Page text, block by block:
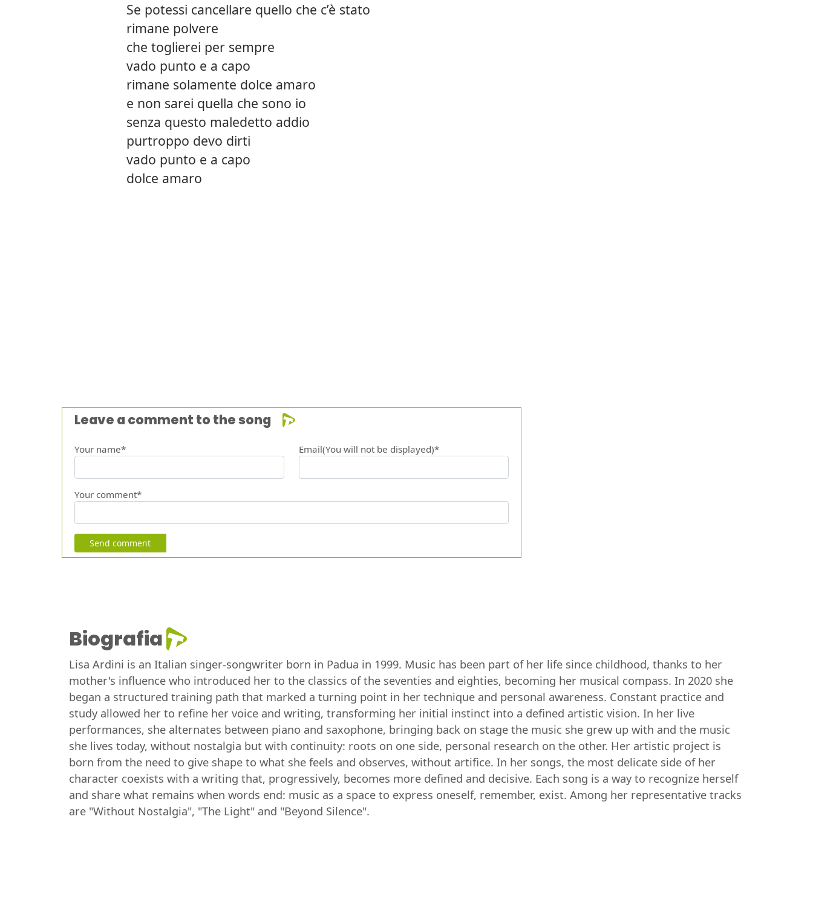
Se potessi cancellare quello che c’è stato
rimane polvere
che toglierei per sempre
vado punto e a capo
rimane solamente dolce amaro
e non sarei quella che sono io
senza questo maledetto addio
purtroppo devo dirti
vado punto e a capo
dolce amaro
Leave a comment to the song
Your name* Email(You will not be displayed)*
Your comment*
Send comment
Biografia
Lisa Ardini is an Italian singer-songwriter born in Padua in 1999. Music has been part of her life since childhood, thanks to her
mother's influence who introduced her to the classics of the seventies and eighties, becoming her musical compass. In 2020 she
began a structured training path that marked a turning point in her technique and personal awareness. Constant practice and
study allowed her to refine her voice and writing, transforming her initial instinct into a defined artistic vision. In her live
performances, she alternates between piano and saxophone, bringing back on stage the music she grew up with and the music
she lives today, without nostalgia but with continuity: roots on one side, personal research on the other. Her artistic project is
born from the need to give shape to what she feels and observes, without artifice. In her songs, the most delicate side of her
character coexists with a writing that, progressively, becomes more defined and decisive. Each song is a way to recognize herself
and share what remains when words end: music as a space to express oneself, remember, exist. Among her representative tracks
are "Without Nostalgia", "The Light" and "Beyond Silence".